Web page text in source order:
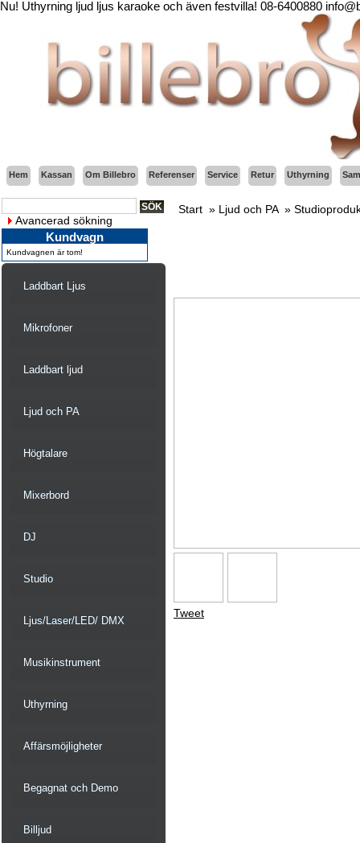
Nu! Uthyrning ljud ljus karaoke och även festvilla! 08-6400880
Hem Kassan Om Billebro Referenser Service Retur Uthyrning
Avancerad sökning
Kundvagn
Kundvagnen är tom!
Laddbart Ljus
Mikrofoner
Laddbart ljud
Ljud och PA
Högtalare
Mixerbord
DJ
Studio
Ljus/Laser/LED/ DMX
Musikinstrument
Uthyrning
Affärsmöjligheter
Begagnat och Demo
Billjud
Start » Ljud och PA»
Tweet